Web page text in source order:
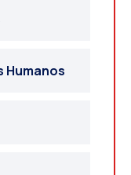
Humanos